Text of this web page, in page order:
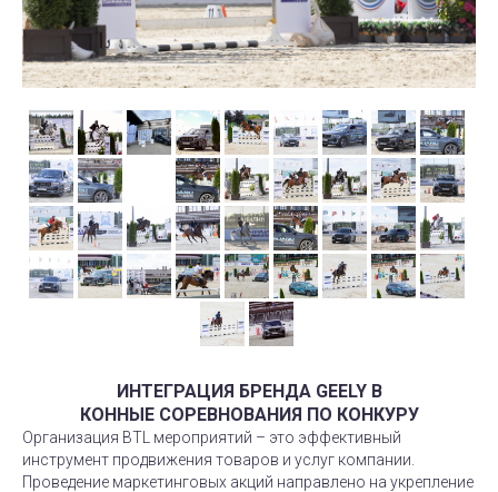
ИНТЕГРАЦИЯ БРЕНДА GEELY В
КОННЫЕ СОРЕВНОВАНИЯ ПО КОНКУРУ
Организация BTL мероприятий – это эффективный
инструмент продвижения товаров и услуг компании.
Проведение маркетинговых акций направлено на укрепление